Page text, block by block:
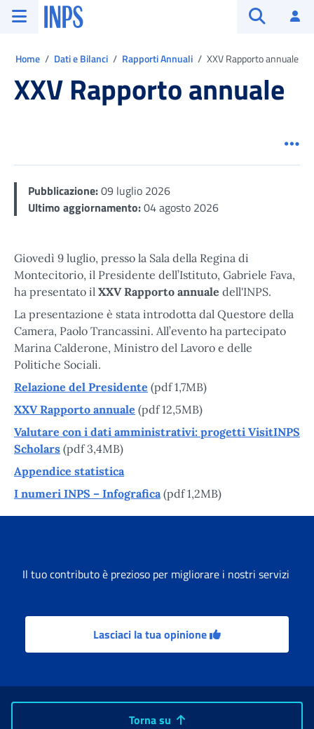
Vai al menu principale
Vai al contenuto principale
Vai al pie' di pagina
INPS ()
Home Dati e Bilanci Rapporti Annuali XXV Rapporto annuale
XXV Rapporto annuale
Pubblicazione:09 luglio 2026
Ultimo aggiornamento:04 agosto 2026
Giovedì 9 luglio, presso la Sala della Regina di
Montecitorio, il Presidente dell’Istituto, Gabriele Fava,
ha presentato il XXV Rapporto annuale dell'INPS.
La presentazione è stata introdotta dal Questore della
Camera, Paolo Trancassini. All’evento ha partecipato
Marina Calderone, Ministro del Lavoro e delle
Politiche Sociali.
Relazione del Presidente (pdf 1,7MB)
XXV Rapporto annuale (pdf 12,5MB)
Valutare con i dati amministrativi: progetti VisitINPS
Scholars (pdf 3,4MB)
Appendice statistica
I numeri INPS – Infografica (pdf 1,2MB)
Il tuo contributo è prezioso per migliorare i nostri servizi
Lasciaci la tua opinione
Torna su